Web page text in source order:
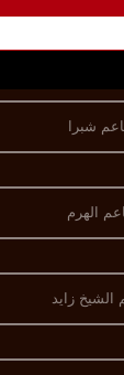
شبرا
الهرم
الشيخ زايد